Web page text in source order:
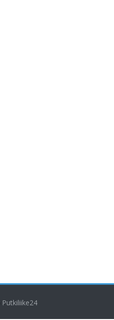
Putkiliike24